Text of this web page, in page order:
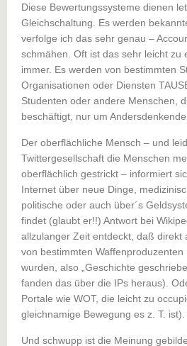
Diese Bewertungssysteme dienen
Gleichschaltung. Es werden
verfolge ich das sehr genau –
schmähen. Oft ist das sehr leicht zu
immer. Es werden von bestimmten
Organisationen oder Diensten
Studenten oder andere Menschen,
beschäftigt, nur um
Der oberflächliche Mensch – und
Twittergesellschaft die Menschen
oberflächlich gestrickt – informiert
Internet über neue Dinge,
politische oder auch über´s
findet (glaubt er!!) Antwort bei
allzulanger Zeit entdeckt, daß direkt
von bestimmten
wurden, also „Geschichte
fanden das über die IPs heraus).
Portale wie WOT, die leicht zu
gleichnamige Bewegung es z. T. ist).
Und schwupp ist die Meinung